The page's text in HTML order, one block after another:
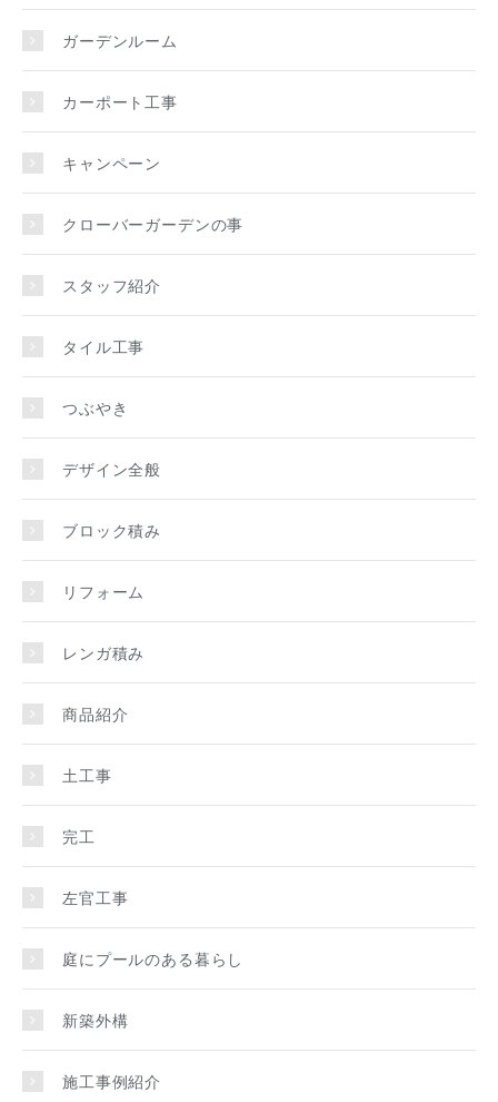
ガーデンルーム
カーポート工事
キャンペーン
クローバーガーデンの事
スタッフ紹介
タイル工事
つぶやき
デザイン全般
ブロック積み
リフォーム
レンガ積み
商品紹介
土工事
完工
左官工事
庭にプールのある暮らし
新築外構
施工事例紹介